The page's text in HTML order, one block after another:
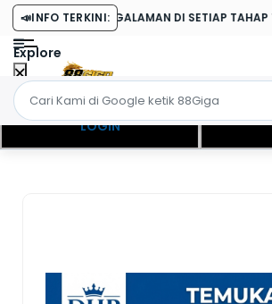
📣INFO TERKINI:DI SETIAP TAHAP TRANSAKSI
Explore
LOGIN